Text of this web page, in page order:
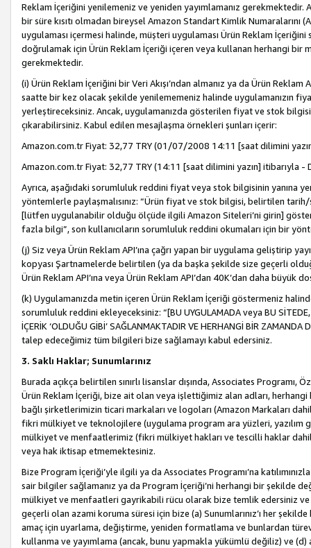
Reklam İçeriğini yenilemeniz ve yeniden yayımlamanız gerekmektedir.
bir süre kısıtı olmadan bireysel Amazon Standart Kimlik Numaralarını
uygulaması içermesi halinde, müşteri uygulaması Ürün Reklam
doğrulamak için Ürün Reklam İçeriği içeren veya kullanan herhangi bir
gerekmektedir.
(i) Ürün Reklam İçeriğini bir Veri Akışı’ndan almanız ya da Ürün
saatte bir kez olacak şekilde yenilememeniz halinde uygulamanızın
yerleştireceksiniz. Ancak, uygulamanızda gösterilen fiyat ve stok
çıkarabilirsiniz. Kabul edilen mesajlaşma örnekleri şunları içerir:
Amazon.com.tr Fiyat: 32,77 TRY (01/07/2008 14:11 [saat dilimini
Amazon.com.tr Fiyat: 32,77 TRY (14:11 [saat dilimini yazın] itibarıyla -
Ayrıca, aşağıdaki sorumluluk reddini fiyat veya stok bilgisinin yanına
yöntemlerle paylaşmalısınız: “Ürün fiyat ve stok bilgisi, belirtilen
[lütfen uygulanabilir olduğu ölçüde ilgili Amazon Siteleri’ni girin]
fazla bilgi”, son kullanıcıların sorumluluk reddini okumaları için bir
(j) Siz veya Ürün Reklam API’ına çağrı yapan bir uygulama geliştirip
kopyası Şartnamelerde belirtilen (ya da başka şekilde size geçerli
Ürün Reklam API’ına veya Ürün Reklam API’dan 40K’dan daha büyük
(k) Uygulamanızda metin içeren Ürün Reklam İçeriği göstermeniz
sorumluluk reddini ekleyeceksiniz: “[BU UYGULAMADA veya BU SİTEDE,
İÇERİK ‘OLDUĞU GİBİ’ SAĞLANMAKTADIR VE HERHANGİ BİR
talep edeceğimiz tüm bilgileri bize sağlamayı kabul edersiniz.
3. Saklı Haklar; Sunumlarınız
Burada açıkça belirtilen sınırlı lisanslar dışında, Associates Programı,
Ürün Reklam İçeriği, bize ait olan veya işlettiğimiz alan adları,
bağlı şirketlerimizin ticari markaları ve logoları (Amazon Markaları
fikri mülkiyet ve teknolojilere (uygulama program ara yüzleri,
mülkiyet ve menfaatlerimiz (fikri mülkiyet hakları ve tescilli haklar
veya hak iktisap etmemektesiniz.
Bize Program İçeriği’yle ilgili ya da Associates Programı’na
sair bilgiler sağlamanız ya da Program İçeriği’ni herhangi bir şekilde
mülkiyet ve menfaatleri gayrikabili rücu olarak bize temlik edersiniz ve
geçerli olan azami koruma süresi için bize (a) Sunumlarınız’ı her
amaç için uyarlama, değiştirme, yeniden formatlama ve bunlardan türev
kullanma ve yayımlama (ancak, bunu yapmakla yükümlü değiliz) ve